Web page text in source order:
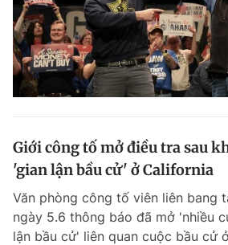
Giới công tố mở điều tra sau
'gian lận bầu cử' ở California
Văn phòng công tố viên liên bang
ngày 5.6 thông báo đã mở 'nhiều
lận bầu cử' liên quan cuộc bầu cử